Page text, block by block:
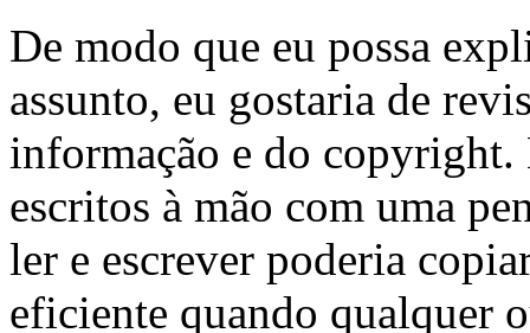
De modo que eu possa
assunto, eu gostaria de
informação e do
escritos à mão com uma
ler e escrever poderia
eficiente quando qualquer